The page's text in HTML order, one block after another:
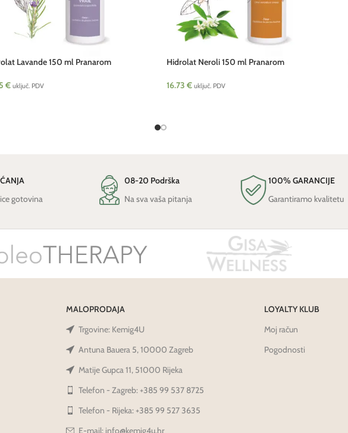
Lavande 150 ml Pranarom
€ uključ. PDV
Hidrolat Neroli 150 ml Pranarom
16.73 € uključ. PDV
gotovina
08-20 Podrška
Na sva vaša pitanja
100% GARANCIJE
Garantiramo kvalitetu
MALOPRODAJA
Trgovine: Kemig4U
Antuna Bauera 5, 10000 Zagreb
Matije Gupca 11, 51000 Rijeka
Telefon - Zagreb: +385 99 537 8725
Telefon - Rijeka: +385 99 527 3635
E-mail: info@kemig4u.hr
LOYALTY KLUB
Moj račun
Pogodnosti